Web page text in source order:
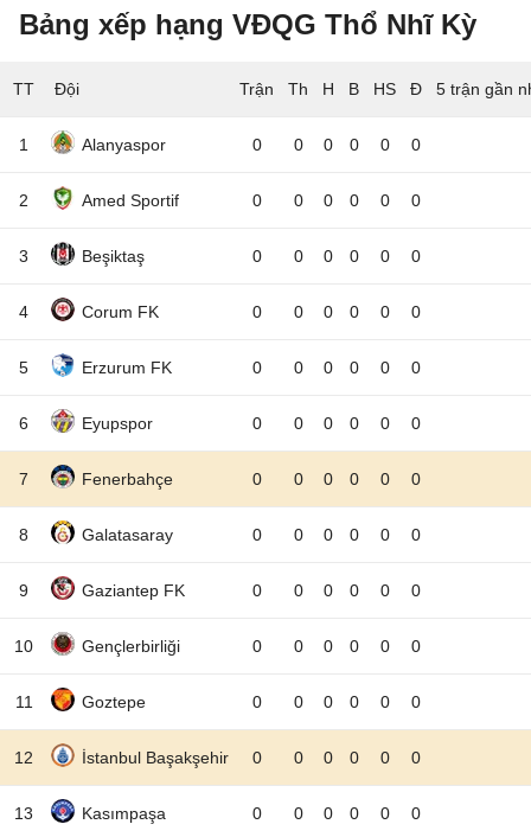
Bảng xếp hạng VĐQG Thổ Nhĩ Kỳ
TT Đội 5 trận gần
1 Alanyaspor 0 0 0 0 0 0
2 Amed Sportif 0 0 0 0 0 0
3 Beşiktaş 0 0 0 0 0 0
4 Corum FK 0 0 0 0 0 0
5 Erzurum FK 0 0 0 0 0 0
6 Eyupspor 0 0 0 0 0 0
7 Fenerbahçe 0 0 0 0 0 0
8 Galatasaray 0 0 0 0 0 0
9 Gaziantep FK 0 0 0 0 0 0
10 Gençlerbirliği 0 0 0 0 0 0
11 Goztepe 0 0 0 0 0 0
12 İstanbul Başakşehir 0 0 0 0 0 0
13 Kasımpaşa 0 0 0 0 0 0